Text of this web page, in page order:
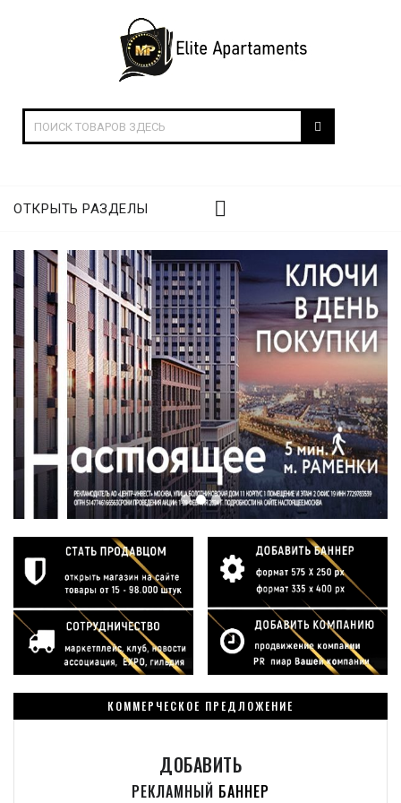
ОТКРЫТЬ РАЗДЕЛЫ
КОММЕРЧЕСКОЕ ПРЕДЛОЖЕНИЕ
ДОБАВИТЬ
РЕКЛАМНЫЙ БАННЕР